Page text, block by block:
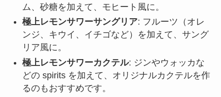
ム、砂糖を加えて、モヒート風に。
極上レモンサワーサングリア: フルーツ（オレ
ンジ、キウイ、イチゴなど）を加えて、サング
リア風に。
極上レモンサワーカクテル: ジンやウォッカな
どの spirits を加えて、オリジナルカクテルを作
るのもおすすめです。